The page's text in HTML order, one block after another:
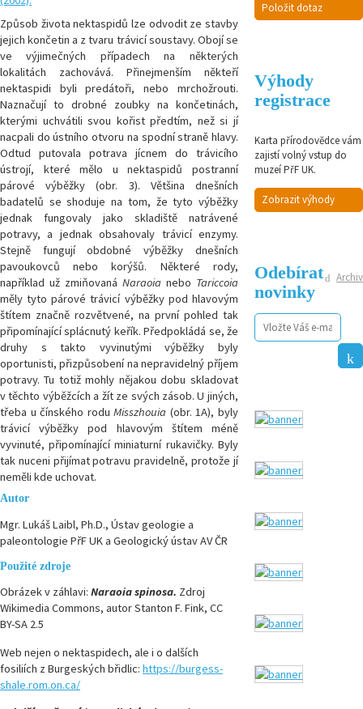
Způsob života nektaspidů lze odvodit ze stavby
jejich končetin a z tvaru trávicí soustavy. Obojí se
ve výjimečných případech na některých
lokalitách zachovává. Přinejmenším někteří
nektaspidi byli predátoři, nebo mrchožrouti.
Naznačují to drobné zoubky na končetinách,
kterými uchvátili svou kořist předtím, než si jí
nacpali do ústního otvoru na spodní straně hlavy.
Odtud putovala potrava jícnem do trávicího
ústrojí, které mělo u nektaspidů postranní
párové výběžky (obr. 3). Většina dnešních
badatelů se shoduje na tom, že tyto výběžky
jednak fungovaly jako skladiště natrávené
potravy, a jednak obsahovaly trávicí enzymy.
Stejně fungují obdobné výběžky dnešních
pavoukovců nebo korýšů. Některé rody,
například už zmiňovaná Naraoia nebo Tariccoia
měly tyto párové trávicí výběžky pod hlavovým
štítem značně rozvětvené, na první pohled tak
připomínající splácnutý keřík. Předpokládá se, že
druhy s takto vyvinutými výběžky byly
oportunisti, přizpůsobení na nepravidelný příjem
potravy. Tu totiž mohly nějakou dobu skladovat
v těchto výběžcích a žít ze svých zásob. U jiných,
třeba u čínského roduMisszhouia (obr. 1A), byly
trávicí výběžky pod hlavovým štítem méně
vyvinuté, připomínající miniaturní rukavičky. Byly
tak nuceni přijímat potravu pravidelně, protože jí
neměli kde uchovat.
Autor
Mgr. Lukáš Laibl, Ph.D., Ústav geologie a
paleontologie PřF UK a Geologický ústav AV ČR
Použité zdroje
Obrázek v záhlavi: Naraoia spinosa. Zdroj
Wikimedia Commons, autor Stanton F. Fink, CC
BY-SA 2.5
Web nejen o nektaspidech, ale i o dalších
fosiliích z Burgeských břidlic: https://burgess-
shale.rom.on.ca/
Položit dotaz
Výhody
registrace
Karta přírodovědce vám
zajistí volný vstup do
muzeí PřF UK.
Zobrazit výhody
Archiv
Odebírat
novinky